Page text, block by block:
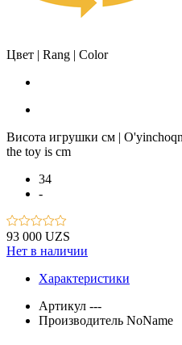
Цвет | Rang | Color
Висота игрушки см |
the toy is cm
34
-
93 000 UZS
Нет в наличии
Характеристики
Артикул ---
Производитель NoName